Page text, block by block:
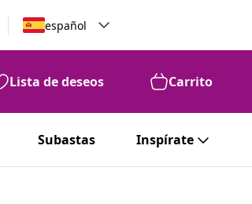
español
Lista de deseos Carrito
Subastas Inspírate